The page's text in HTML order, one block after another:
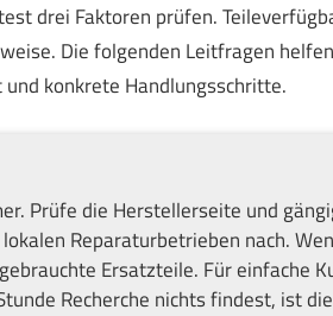
drei Faktoren prüfen.
Die folgenden Leitfragen
konkrete Handlungsschritte.
Prüfe die Herstellerseite und
Reparaturbetrieben nach.
Ersatzteile. Für einfache
Recherche nichts findest, ist